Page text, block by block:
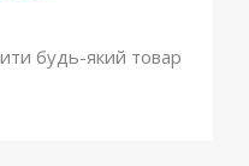
будь-який товар